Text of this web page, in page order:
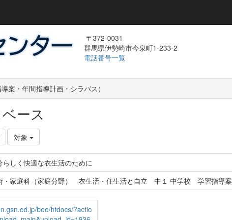
〒372-0031
群馬県伊勢崎市今泉町1-233-2
電話番号一覧
案・年間指導計画・シラバス）
ース
対象
らしく快適な衣生活のために
・家庭科（家庭分野） 衣生活・住生活と自立 中１ 中学校 学習指導案
boe/htdocs/?actio